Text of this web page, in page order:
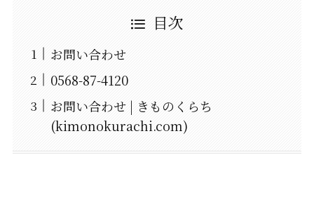
目次
お問い合わせ
0568-87-4120
お問い合わせ | きものくらち
(kimonokurachi.com)